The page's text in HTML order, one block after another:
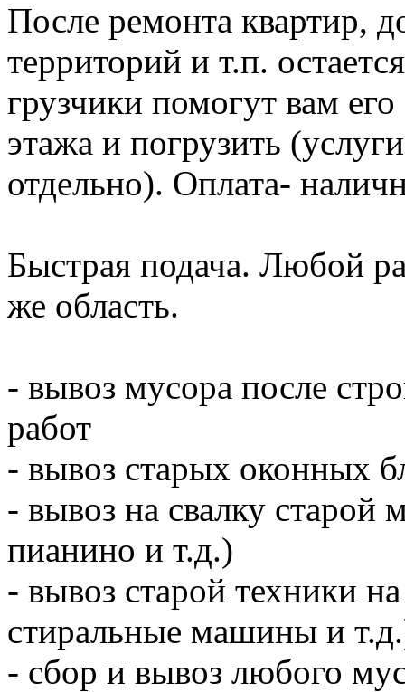
После ремонта квартир,
территорий и т.п.
грузчики помогут вам его
этажа и погрузить
отдельно). Оплата-
Быстрая подача. Любой
же область.
- вывоз мусора после
работ
- вывоз старых оконных
- вывоз на свалку
пианино и т.д.)
- вывоз старой техники
стиральные машины и
- сбор и вывоз любого